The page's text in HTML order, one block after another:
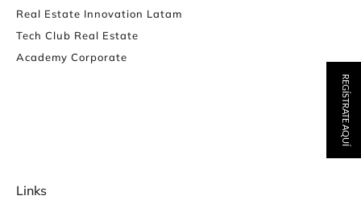
Real Estate Innovation Latam
Tech Club Real Estate
Academy Corporate
Links
REGÍSTRATE AQUÍ